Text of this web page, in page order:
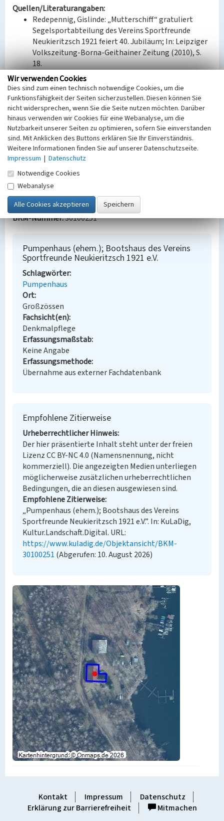
Quellen/Literaturangaben:
Redepennig, Gislinde: „Mutterschiff“ gratuliert
Segelsportabteilung des Vereins Sportfreunde
Neukieritzsch 1921 feiert 40. Jubiläum; In: Leipziger
Volkszeitung-Borna-Geithainer Zeitung (2010), S.
18.
Sächsisches Staatsarchiv, Staatsarchiv Leipzig,
20300, Nr. 67 Wasserwirtschaftsdirektion.
Regionaler Planungsverband Leipzig-Westsachsen,
Regionale Plaungsstelle (Hg.): Mitteldeutsche
Seenlandschaft. Gewässerkatalog 2019-2021. Seen,
Fließgewässer, Kanäle; 6. vollständig aktual. u. erw.
Aufl., Leipzig 2019, S. 257.
Bauherr / Auftraggeber:
Bauherr: VEB Kombinat Espenhain
Eigentümer: Verein Sportfreunde Neukieritzsch 1921
e.V.
BKM-Nummer:30100251
Pumpenhaus (ehem.); Bootshaus des Vereins
Sportfreunde Neukieritzsch 1921 e.V.
Schlagwörter
Pumpenhaus
Ort
Großzössen
Fachsicht(en)
Denkmalpflege
Erfassungsmaßstab
Keine Angabe
Erfassungsmethode
Übernahme aus externer Fachdatenbank
Empfohlene Zitierweise
Urheberrechtlicher Hinweis
Der hier präsentierte Inhalt steht unter der freien
Lizenz CC BY-NC 4.0 (Namensnennung, nicht
kommerziell). Die angezeigten Medien unterliegen
möglicherweise zusätzlichen urheberrechtlichen
Bedingungen, die an diesen ausgewiesen sind.
Empfohlene Zitierweise
„Pumpenhaus (ehem.); Bootshaus des Vereins
Sportfreunde Neukieritzsch 1921 e.V.”. In: KuLaDig,
Kultur.Landschaft.Digital. URL:
https://www.kuladig.de/Objektansicht/BKM-
30100251 (Abgerufen: 10. August 2026)
Kontakt Impressum
Datenschutz
Erklärung zur Barrierefreiheit
Mitmachen
Wir verwenden Cookies
Dies sind zum einen technisch notwendige Cookies, um die
Funktionsfähigkeit der Seiten sicherzustellen. Diesen können Sie
nicht widersprechen, wenn Sie die Seite nutzen möchten. Darüber
hinaus verwenden wir Cookies für eine Webanalyse, um die
Nutzbarkeit unserer Seiten zu optimieren, sofern Sie einverstanden
sind. Mit Anklicken des Buttons erklären Sie Ihr Einverständnis.
Weitere Informationen finden Sie auf unserer Datenschutzseite.
Impressum | Datenschutz
Notwendige Cookies
Webanalyse